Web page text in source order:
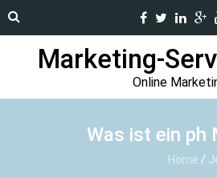
Marketing-
Online
Was ist ein ph
Home /